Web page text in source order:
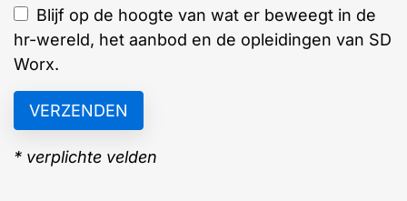
Blijf op de hoogte van wat er beweegt in de
hr-wereld, het aanbod en de opleidingen van SD
Worx.
* verplichte velden